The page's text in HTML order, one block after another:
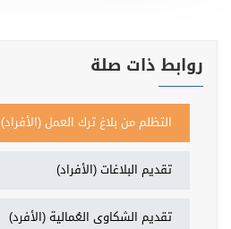
روابط ذات صلة
التظلم من بلاغ ترك العمل (الأفراد)
تقديم البلاغات (الأفراد)
تقديم الشكاوى العُمالية (الأفرد)